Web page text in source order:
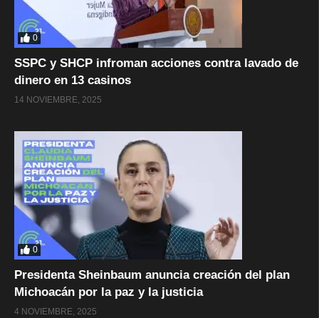
0
SSPC y SHCP infroman acciones contra lavado de
dinero en 13 casinos
14 NOVIEMBRE, 2025
0
Presidenta Sheinbaum anuncia creación del plan
Michoacán por la paz y la justicia
4 NOVIEMBRE, 2025